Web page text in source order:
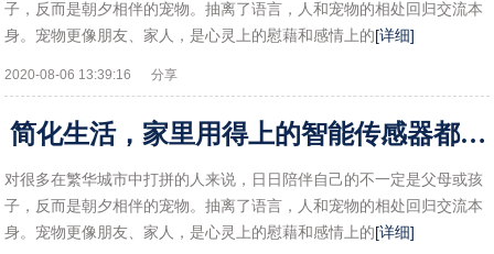
子，反而是朝夕相伴的宠物。抽离了语言，人和宠物的相处回归交流本
身。宠物更像朋友、家人，是心灵上的慰藉和感情上的[详细]
2020-08-06 13:39:16 分享
简化生活，家里用得上的智能传感器都在这里
对很多在繁华城市中打拼的人来说，日日陪伴自己的不一定是父母或孩
子，反而是朝夕相伴的宠物。抽离了语言，人和宠物的相处回归交流本
身。宠物更像朋友、家人，是心灵上的慰藉和感情上的[详细]